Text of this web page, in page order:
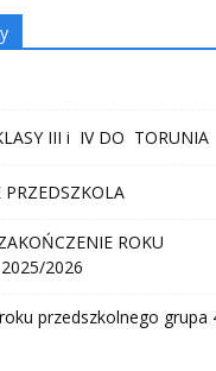
III i IV DO TORUNIA
PRZEDSZKOLA
ROKU
2026
przedszkolnego grupa